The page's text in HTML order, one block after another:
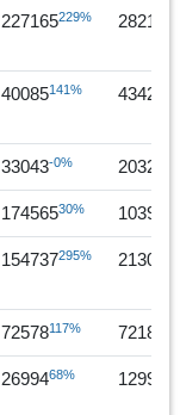
227165229% 282169
40085141% 43426
33043-0% 20320
17456530% 103964
154737295% 213009
72578117% 72183
2699468% 12993